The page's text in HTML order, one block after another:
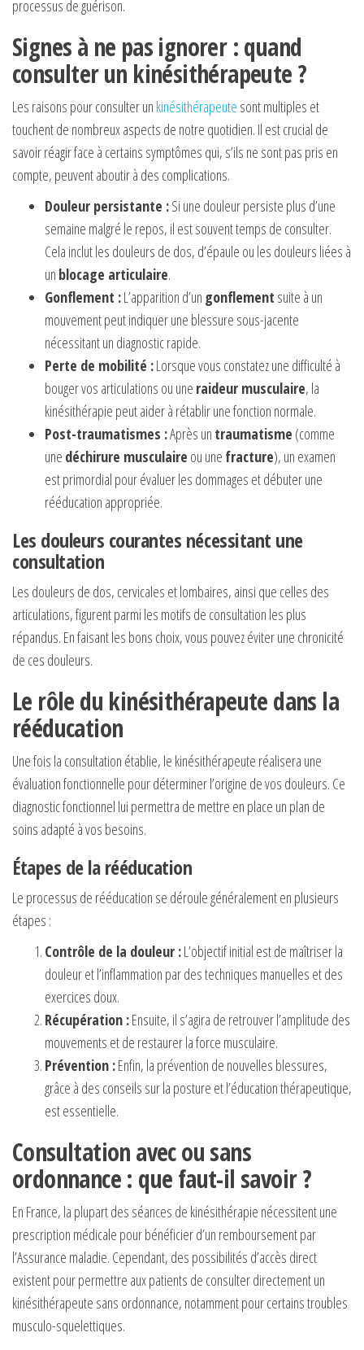
processus de guérison.
Signes à ne pas ignorer : quand
consulter un kinésithérapeute ?
Les raisons pour consulter un kinésithérapeute sont multiples et
touchent de nombreux aspects de notre quotidien. Il est crucial de
savoir réagir face à certains symptômes qui, s’ils ne sont pas pris en
compte, peuvent aboutir à des complications.
Douleur persistante :Si une douleur persiste plus d’une
semaine malgré le repos, il est souvent temps de consulter.
Cela inclut les douleurs de dos, d’épaule ou les douleurs liées à
un blocage articulaire.
Gonflement :L’apparition d’un gonflement suite à un
mouvement peut indiquer une blessure sous-jacente
nécessitant un diagnostic rapide.
Perte de mobilité :Lorsque vous constatez une difficulté à
bouger vos articulations ou une raideur musculaire, la
kinésithérapie peut aider à rétablir une fonction normale.
Post-traumatismes :Après un traumatisme (comme
une déchirure musculaire ou une fracture), un examen
est primordial pour évaluer les dommages et débuter une
rééducation appropriée.
Les douleurs courantes nécessitant une
consultation
Les douleurs de dos, cervicales et lombaires, ainsi que celles des
articulations, figurent parmi les motifs de consultation les plus
répandus. En faisant les bons choix, vous pouvez éviter une chronicité
de ces douleurs.
Le rôle du kinésithérapeute dans la
rééducation
Une fois la consultation établie, le kinésithérapeute réalisera une
évaluation fonctionnelle pour déterminer l’origine de vos douleurs. Ce
diagnostic fonctionnel lui permettra de mettre en place un plan de
soins adapté à vos besoins.
Étapes de la rééducation
Le processus de rééducation se déroule généralement en plusieurs
étapes :
Contrôle de la douleur :L’objectif initial est de maîtriser la
douleur et l’inflammation par des techniques manuelles et des
exercices doux.
Récupération :Ensuite, il s’agira de retrouver l’amplitude des
mouvements et de restaurer la force musculaire.
Prévention :Enfin, la prévention de nouvelles blessures,
grâce à des conseils sur la posture et l’éducation thérapeutique,
est essentielle.
Consultation avec ou sans
ordonnance : que faut-il savoir ?
En France, la plupart des séances de kinésithérapie nécessitent une
prescription médicale pour bénéficier d’un remboursement par
l’Assurance maladie. Cependant, des possibilités d’accès direct
existent pour permettre aux patients de consulter directement un
kinésithérapeute sans ordonnance, notamment pour certains troubles
musculo-squelettiques.